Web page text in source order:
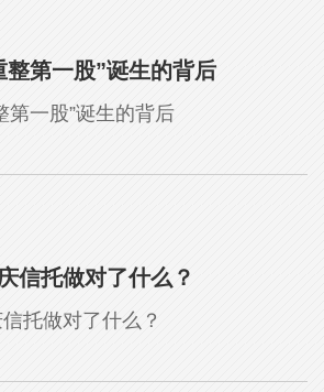
整第一股”诞生的背后
第一股”诞生的背后
信托做对了什么？
托做对了什么？